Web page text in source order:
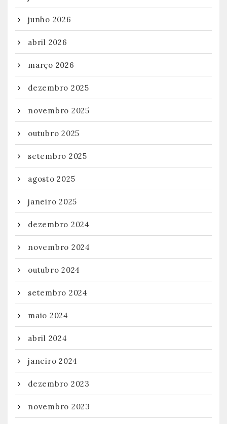
junho 2026
abril 2026
março 2026
dezembro 2025
novembro 2025
outubro 2025
setembro 2025
agosto 2025
janeiro 2025
dezembro 2024
novembro 2024
outubro 2024
setembro 2024
maio 2024
abril 2024
janeiro 2024
dezembro 2023
novembro 2023